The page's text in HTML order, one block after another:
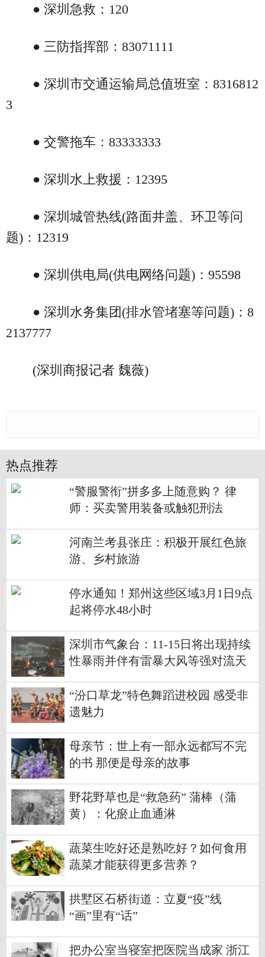
● 深圳急救：120
● 三防指挥部：83071111
● 深圳市交通运输局总值班室：8316812
3
● 交警拖车：83333333
● 深圳水上救援：12395
● 深圳城管热线(路面井盖、环卫等问
题)：12319
● 深圳供电局(供电网络问题)：95598
● 深圳水务集团(排水管堵塞等问题)：8
2137777
(深圳商报记者 魏薇)
热点推荐
“警服警衔”拼多多上随意购？ 律
师：买卖警用装备或触犯刑法
河南兰考县张庄：积极开展红色旅
游、乡村旅游
停水通知！郑州这些区域3月1日9点
起将停水48小时
深圳市气象台：11-15日将出现持续
性暴雨并伴有雷暴大风等强对流天
“汾口草龙”特色舞蹈进校园 感受非
遗魅力
母亲节：世上有一部永远都写不完
的书 那便是母亲的故事
野花野草也是“救急药” 蒲棒（蒲
黄）：化瘀止血通淋
蔬菜生吃好还是熟吃好？如何食用
蔬菜才能获得更多营养？
拱墅区石桥街道：立夏“疫”线
“画”里有“话”
把办公室当寝室把医院当成家 浙江